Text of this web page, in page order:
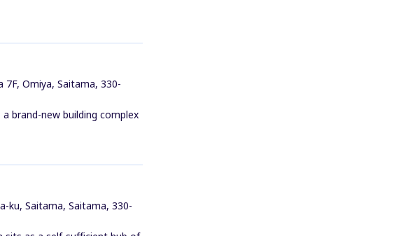
7F, Omiya, Saitama, 330-
brand-new building complex
ku, Saitama, Saitama, 330-